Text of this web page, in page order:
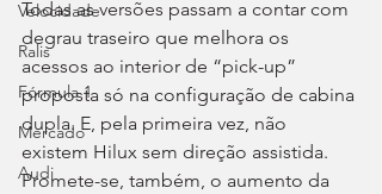
Velocidade
Ralis
Fórmula 1
Mercado
Audi
Todas as versões passam a contar com
degrau traseiro que melhora os
acessos ao interior de “pick-up”
proposta só na configuração de cabina
dupla. E, pela primeira vez, não
existem Hilux sem direção assistida.
Promete-se, também, o aumento da